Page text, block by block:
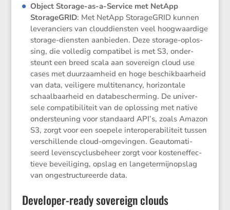
Object Storage-as-a-Service met NetApp
Storage­GRID: Met NetApp Storage­GRID kunnen
leveran­ciers van cloud­dien­sten veel hoogwaar­dige
storage-diensten aanbieden. Deze storage-oplos­
sing, die volledig compa­tibel is met S3, onder­
steunt een breed scala aan sovereign cloud use
cases met duurzaam­heid en hoge beschik­baar­heid
van data, veili­gere multi­tenancy, horizon­tale
schaal­baar­heid en databe­scher­ming. De univer­
sele compa­ti­bi­li­teit van de oplos­sing met native
onder­steu­ning voor standaard API’s, zoals Amazon
S3, zorgt voor een soepele inter­o­pe­ra­bi­li­teit tussen
verschil­lende cloud-omgevingen. Geauto­ma­ti­
seerd levens­cy­clus­be­heer zorgt voor kosten­ef­fec­
tieve bevei­li­ging, opslag en lange­ter­mijn­op­slag
van ongestruc­tu­reerde data.
Developer-ready sovereign clouds